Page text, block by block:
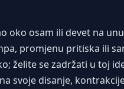
oko osam ili devet na
promjenu pritiska ili
želite se zadržati u toj
svoje disanje,